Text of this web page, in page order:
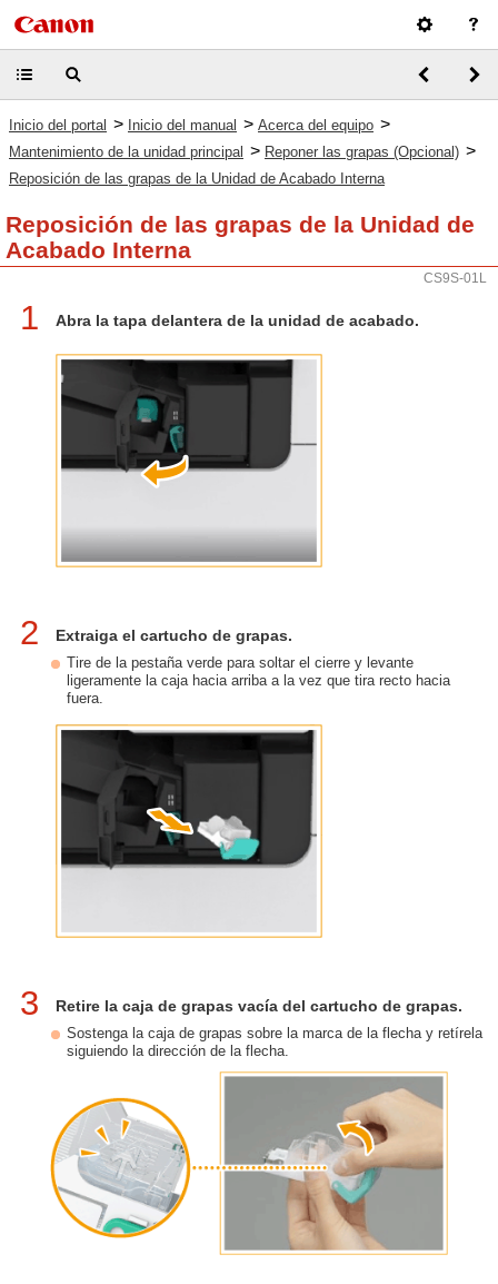
Inicio del portal > Inicio del manual > Acerca del equipo >
Mantenimiento de la unidad principal > Reponer las grapas (Opcional) >
Reposición de las grapas de la Unidad de Acabado Interna
Reposición de las grapas de la Unidad de
Acabado Interna
CS9S-01L
1 Abra la tapa delantera de la unidad de acabado.
2 Extraiga el cartucho de grapas.
Tire de la pestaña verde para soltar el cierre y levante
ligeramente la caja hacia arriba a la vez que tira recto hacia
fuera.
3 Retire la caja de grapas vacía del cartucho de grapas.
Sostenga la caja de grapas sobre la marca de la flecha y retírela
siguiendo la dirección de la flecha.